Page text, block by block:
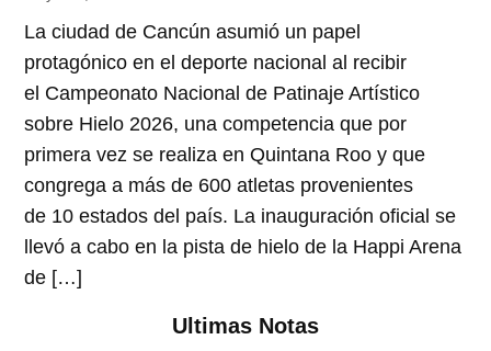
La ciudad de Cancún asumió un papel
protagónico en el deporte nacional al recibir
el Campeonato Nacional de Patinaje Artístico
sobre Hielo 2026, una competencia que por
primera vez se realiza en Quintana Roo y que
congrega a más de 600 atletas provenientes
de 10 estados del país. La inauguración oficial se
llevó a cabo en la pista de hielo de la Happi Arena
de […]
Ultimas Notas